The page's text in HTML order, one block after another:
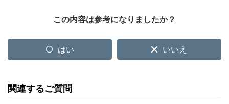
この内容は参考になりましたか？
はい いいえ
関連するご質問